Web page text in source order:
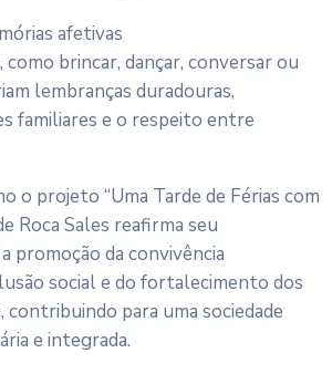
afetivas
brincar, dançar, conversar ou
lembranças duradouras,
familiares e o respeito entre
o projeto “Uma Tarde de Férias com
Roca Sales reafirma seu
promoção da convivência
social e do fortalecimento dos
para uma sociedade
e integrada.